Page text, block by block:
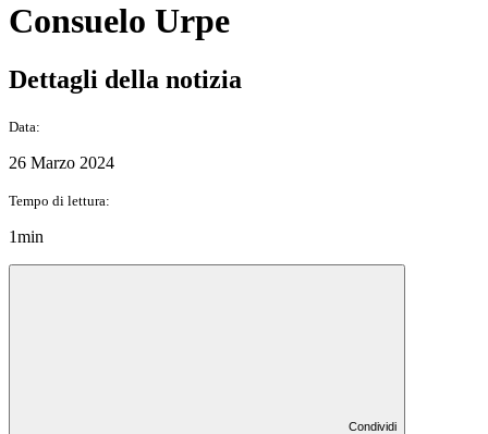
Consuelo Urpe
Dettagli della notizia
Data:
26 Marzo 2024
Tempo di lettura:
1min
Condividi